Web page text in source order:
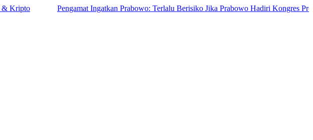
Pengamat Ingatkan Prabowo: Terlalu Berisiko Jika Prabowo Hadiri Kongres Projo